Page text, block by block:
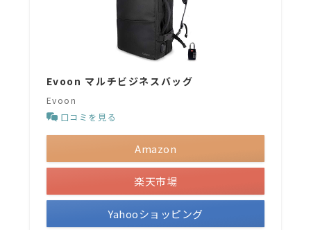
Evoon マルチビジネスバッグ
Evoon
口コミを見る
Amazon
楽天市場
Yahooショッピング